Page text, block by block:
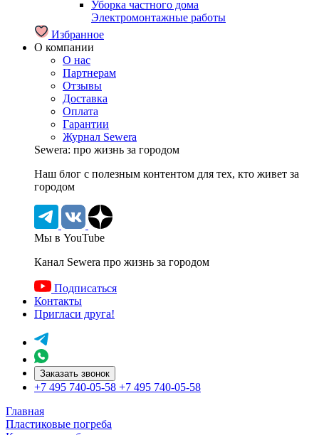
Уборка частного дома
Электромонтажные работы
Избранное
О компании
О нас
Партнерам
Отзывы
Доставка
Оплата
Гарантии
Журнал Sewera
Sewera: про жизнь за городом
Наш блог c полезным контентом для тех, кто живет за
городом
Мы в YouTube
Канал Sewera про жизнь за городом
Подписаться
Контакты
Пригласи друга!
Заказать звонок
+7 495 740-05-58 +7 495 740-05-58
Главная
Пластиковые погреба